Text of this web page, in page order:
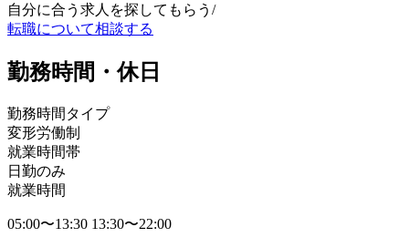
自分に合う求人を探してもらう /
転職について相談する
勤務時間・休日
勤務時間タイプ
変形労働制
就業時間帯
日勤のみ
就業時間
05:00〜13:30 13:30〜22:00